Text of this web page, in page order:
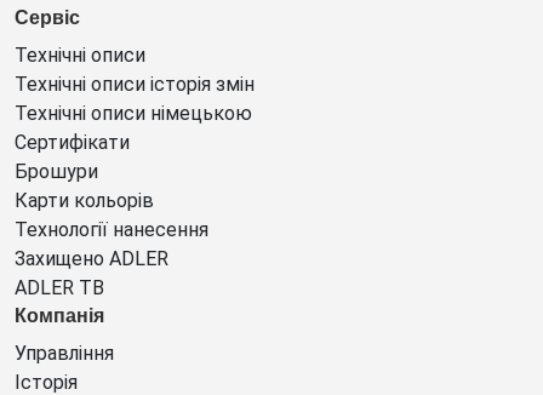
Сервіс
Технічні описи
Технічні описи історія змін
Технічні описи німецькою
Сертифікати
Брошури
Карти кольорів
Технології нанесення
Захищено ADLER
ADLER ТВ
Компанія
Управління
Історія